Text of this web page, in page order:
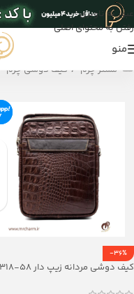
عبور به ناوبری
رفتن به محتوای اصلی
منو
مستر چرم / کیف دوشی چرم
-36%
کیف دوشی مردانه زیپ دار mrc1318-58